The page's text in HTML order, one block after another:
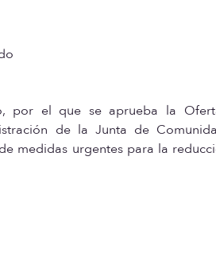
por el que se aprueba la
de la Junta de
medidas urgentes para la